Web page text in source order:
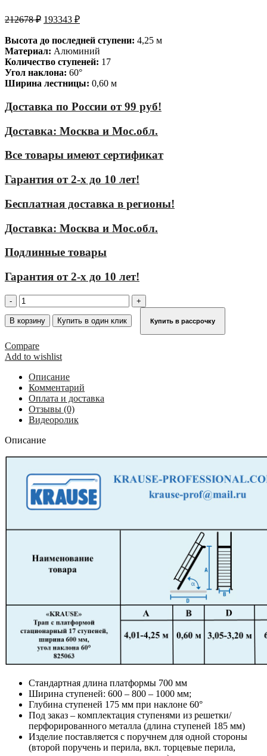
212678₽ 193343 ₽
Высота до последней ступени: 4,25 м
Материал: Алюминий
Количество ступеней: 17
Угол наклона: 60°
Ширина лестницы: 0,60 м
Доставка по России от 99 руб!
Доставка: Москва и Мос.обл.
Все товары имеют сертификат
Гарантия от 2-х до 10 лет!
Бесплатная доставка в регионы!
Доставка: Москва и Мос.обл.
Подлинные товары
Гарантия от 2-х до 10 лет!
Количество
товара
Трап
платформой
стационарный
17
ступеней,
ширина
600
мм,
угол
наклона
60°
825063
В корзину Купить в один клик Купить в рассрочку
Compare
Add to wishlist
Описание
Комментарий
Оплата и доставка
Отзывы (0)
Видеоролик
Описание
Стандартная длина платформы 700 мм
Ширина ступеней: 600 – 800 – 1000 мм;
Глубина ступеней 175 мм при наклоне 60°
Под заказ – комплектация ступенями из решетки/
перфорированного металла (длина ступеней 185 мм)
Изделие поставляется с поручнем для одной стороны
(второй поручень и перила, вкл. торцевые перила,